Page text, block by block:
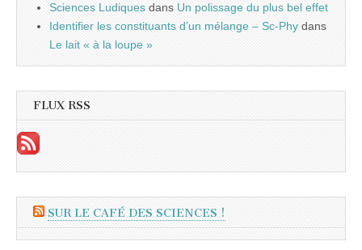
Sciences Ludiques dans Un polissage du plus bel effet
Identifier les constituants d’un mélange – Sc-Phy dans
Le lait « à la loupe »
FLUX RSS
SUR LE CAFÉ DES SCIENCES !